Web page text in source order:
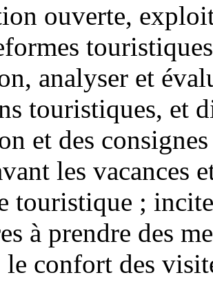
ouverte,
analyser et
touristiques, et
et des
les vacances
touristique ;
à prendre des
le confort des